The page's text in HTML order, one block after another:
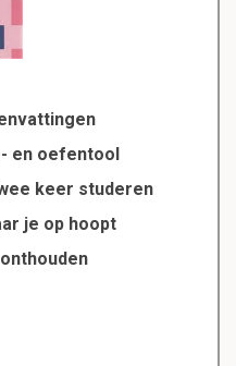
en oefentool
keer studeren
je op hoopt